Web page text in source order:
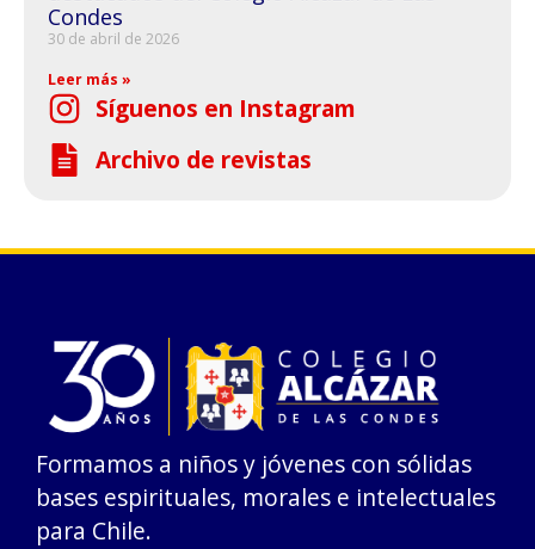
Condes
30 de abril de 2026
Leer más »
Síguenos en Instagram
Archivo de revistas
Formamos a niños y jóvenes con sólidas
bases espirituales, morales e intelectuales
para Chile.